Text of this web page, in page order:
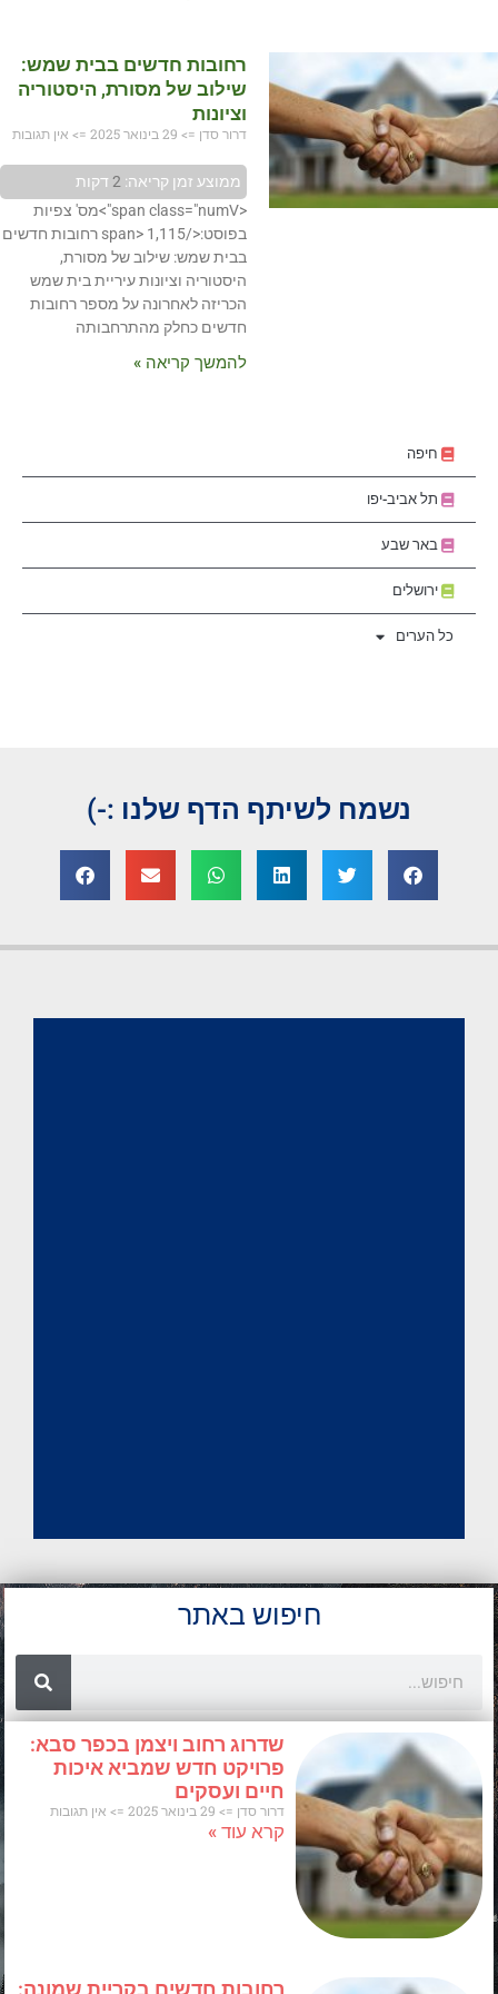
חיפה
תל אביב-יפו
באר שבע
ירושלים
כל הערים
רחובות חדשים בבית שמש:
שילוב של מסורת, היסטוריה
וציונות
דרור סדן אין תגובות
ממוצע זמן קריאה: 2 דקות
<span class="numV">מס' צפיות
בפוסט:</span> 1,115 רחובות חדשים
בבית שמש: שילוב של מסורת,
היסטוריה וציונות עיריית בית שמש
הכריזה לאחרונה על מספר רחובות
חדשים כחלק מהתרחבותה
להמשך קריאה »
נשמח לשיתף הדף שלנו :-)
חיפוש באתר
שדרוג רחוב ויצמן בכפר סבא:
פרויקט חדש שמביא איכות
חיים ועסקים
דרור סדן אין תגובות
קרא עוד »
רחובות חדשים בקריית שמונה: